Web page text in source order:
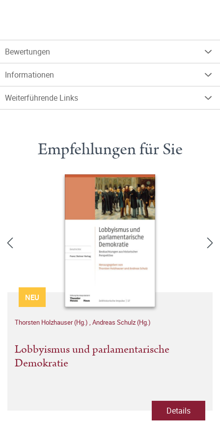
Bewertungen
Informationen
Weiterführende Links
Empfehlungen für Sie
NEU
Thorsten Holzhauser (Hg.) , Andreas Schulz (Hg.)
Lobbyismus und parlamentarische
Demokratie
Details